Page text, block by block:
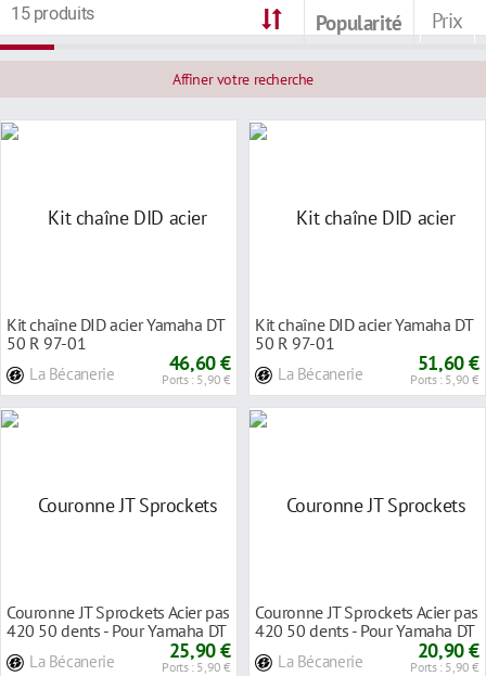
15 produits Popularité Prix
Affiner votre recherche
Kit chaîne DID acier Yamaha DT
50 R 97-01
La Bécanerie 46,60 €
Ports : 5,90 €
Kit chaîne DID acier Yamaha DT
50 R 97-01
La Bécanerie 51,60 €
Ports : 5,90 €
Couronne JT Sprockets Acier pas
420 50 dents - Pour Yamaha DT
La Bécanerie 25,90 €
Ports : 5,90 €
Couronne JT Sprockets Acier pas
420 50 dents - Pour Yamaha DT
La Bécanerie 20,90 €
Ports : 5,90 €